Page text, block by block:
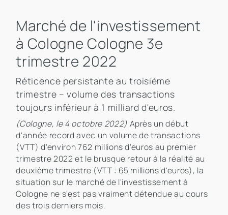
Marché de l'investissement
à Cologne Cologne 3e
trimestre 2022
Réticence persistante au troisième
trimestre – volume des transactions
toujours inférieur à 1 milliard d'euros.
(Cologne, le 4 octobre 2022) Après un début
d'année record avec un volume de transactions
(VTT) d'environ 762 millions d'euros au premier
trimestre 2022 et le brusque retour à la réalité au
deuxième trimestre (VTT : 65 millions d'euros), la
situation sur le marché de l'investissement à
Cologne ne s'est pas vraiment détendue au cours
des trois derniers mois.